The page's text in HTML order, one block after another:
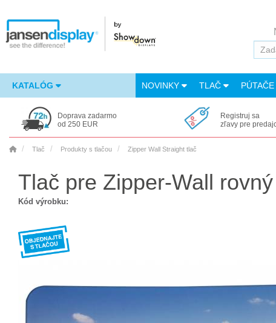
KATALÓG NOVINKY TLAČ
Doprava zadarmo
od 250 EUR
Registruj sa
zľavy pre
Tlač Produkty s tlačou Zipper Wall Straight tlač
Tlač pre Zipper-Wall
Kód výrobku: